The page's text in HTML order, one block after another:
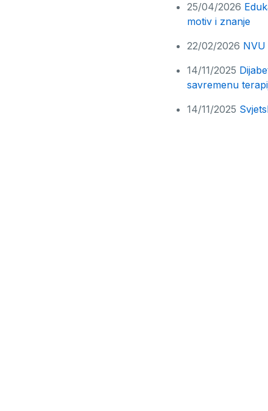
25/04/2026
motiv i znanje
22/02/2026 NVU
14/11/2025
savremenu
14/11/2025